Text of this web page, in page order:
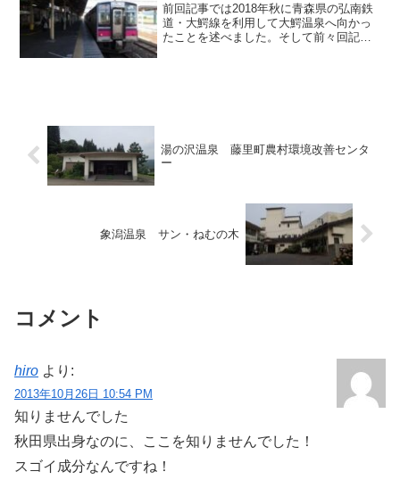
前回記事では2018年秋に青森県の弘南鉄
道・大鰐線を利用して大鰐温泉へ向かっ
たことを述べました。そして前々回記事
湯の沢温泉 藤里町農村環境改善センタ
ー
象潟温泉 サン・ねむの木
コメント
hiro より:
2013年10月26日 10:54 PM
知りませんでした
秋田県出身なのに、ここを知りませんでした！
スゴイ成分なんですね！